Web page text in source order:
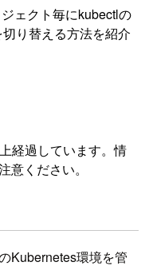
ェクト毎にkubectlの
り替える方法を紹介
経過しています。情
ください。
Kubernetes環境を管